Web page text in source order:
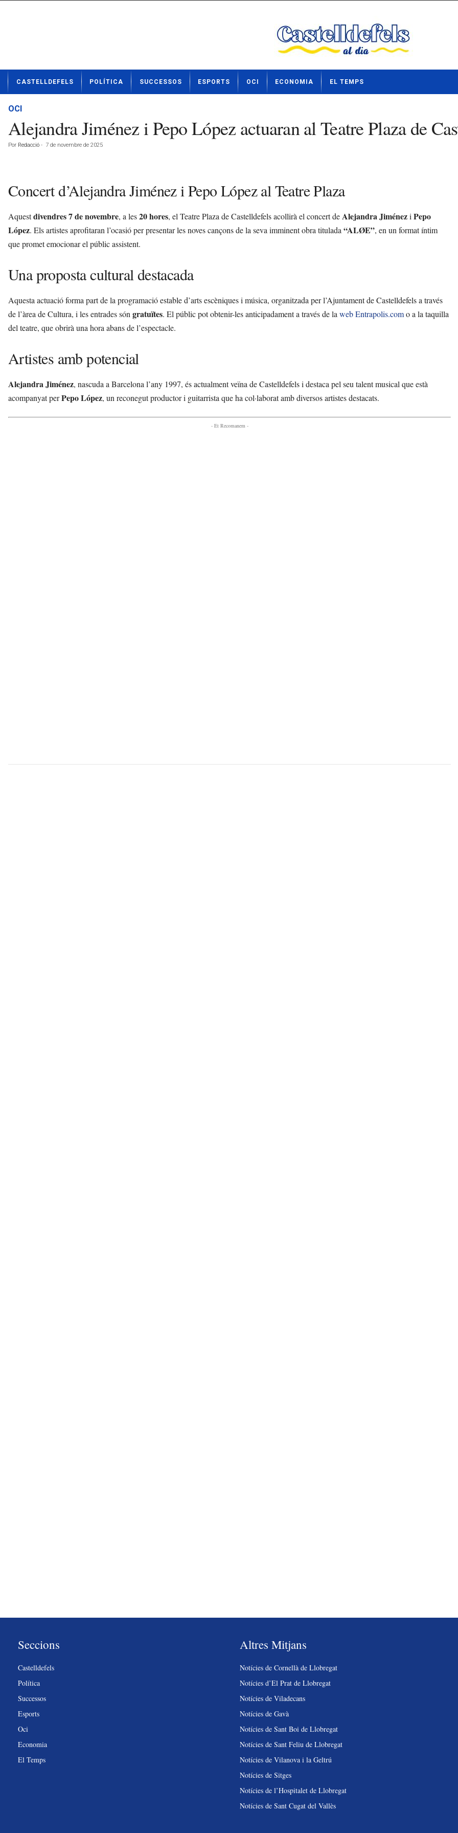
t
CASTELLDEFELS POLÍTICA SUCCESSOS ESPORTS OCI ECONOMIA EL TEMPS
OCI
Alejandra Jiménez i Pepo López actuaran al Teatre Plaza de
Por Redacció - 7 de novembre de 2025
Concert d’Alejandra Jiménez i Pepo López al Teatre Plaza
Aquestdivendres 7 de novembre, a les20 hores, el Teatre Plaza de Castelldefels acollirà el concert deAlejandra Jiménezi Pepo
López. Els artistes aprofitaran l’ocasió per presentar les noves cançons de la seva imminent obra titulada “ALØE”, en un format íntim
que promet emocionar el públic assistent.
Una proposta cultural destacada
Aquesta actuació forma part de la programació estable d’arts escèniques i música, organitzada per l’Ajuntament de Castelldefels a través
de l’àrea de Cultura, i les entrades són gratuïtes. El públic pot obtenir-les anticipadament a través de la web Entrapolis.como a la taquilla
del teatre, que obrirà una hora abans de l’espectacle.
Artistes amb potencial
Alejandra Jiménez, nascuda a Barcelona l’any 1997, és actualment veïna de Castelldefels i destaca pel seu talent musical que està
acompanyat perPepo López, un reconegut productor i guitarrista que ha col·laborat amb diversos artistes destacats.
- Et Recomanem -
Seccions
Castelldefels
Política
Successos
Esports
Oci
Economia
El Temps
Altres Mitjans
Notícies de Cornellà de Llobregat
Notícies d’El Prat de Llobregat
Notícies de Viladecans
Notícies de Gavà
Notícies de Sant Boi de Llobregat
Notícies de Sant Feliu de Llobregat
Notícies de Vilanova i la Geltrú
Notícies de Sitges
Notícies de l’Hospitalet de Llobregat
Notícies de Sant Cugat del Vallès